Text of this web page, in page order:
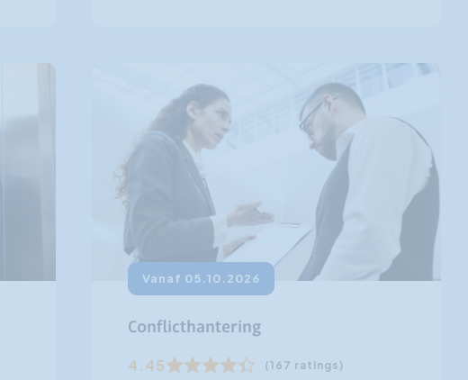
Vanaf 05.10.2026
Conflicthantering
4.45 (167 ratings)